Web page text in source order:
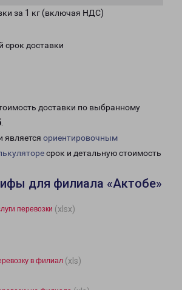
за 1 кг (включая НДС)
срок доставки
доставки по выбранному
.
является ориентировочным
срок и детальную стоимость
для филиала «Актобе»
перевозки (xlsx)
в филиал (xls)